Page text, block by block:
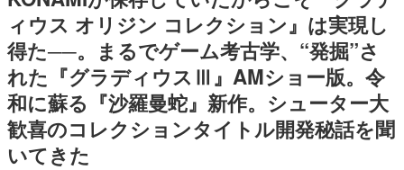
この物語を解いてはいけない。『赫本』は、〈試験問題〉
の形をした短編ホラー小説集です。
新世代に訊く
これからのデジタルゲーム市場を担う若きクリエイター達
の姿を追い、彼らのルーツと情熱を探っていきます。
ゲーム世代の作家たち
ィウス オリジン コレクション』は実現し
得た──。まるでゲーム考古学、“発掘”さ
れた『グラディウスⅢ』AMショー版。令
和に蘇る『沙羅曼蛇』新作。シューター大
歓喜のコレクションタイトル開発秘話を聞
いてきた